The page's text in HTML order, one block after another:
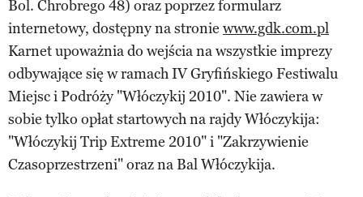
Bol. Chrobrego 48) oraz poprzez formularz
internetowy, dostępny na stronie www.gdk.com.pl
Karnet upoważnia do wejścia na wszystkie imprezy
odbywające się w ramach IV Gryfińskiego Festiwalu
Miejsc i Podróży "Włóczykij 2010". Nie zawiera w
sobie tylko opłat startowych na rajdy Włóczykija:
"Włóczykij Trip Extreme 2010" i "Zakrzywienie
Czasoprzestrzeni" oraz na Bal Włóczykija.